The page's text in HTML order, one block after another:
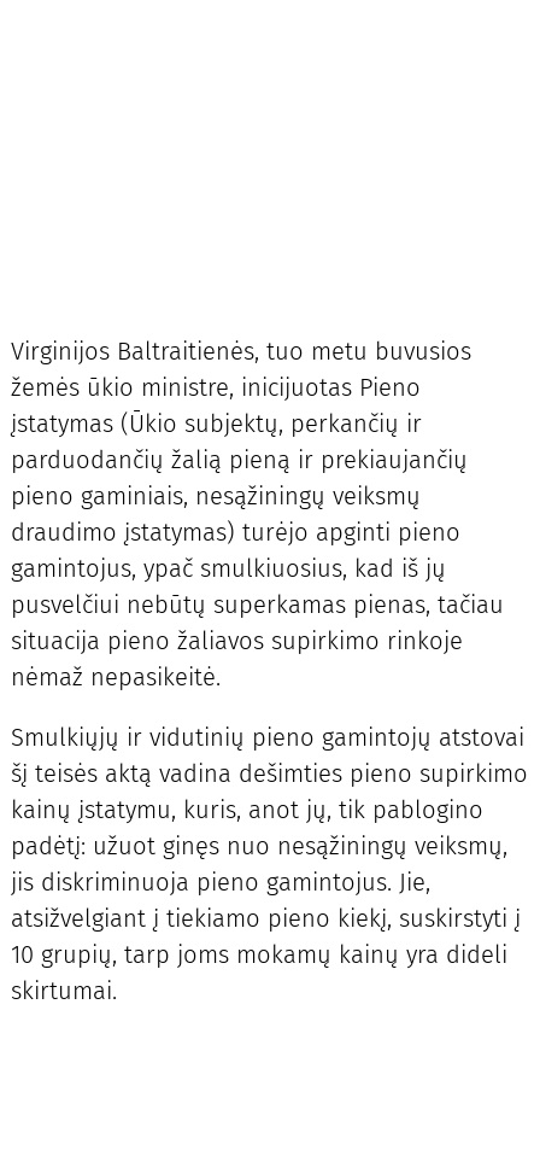
Virginijos Baltraitienės, tuo metu buvusios
žemės ūkio ministre, inicijuotas Pieno
įstatymas (Ūkio subjektų, perkančių ir
parduodančių žalią pieną ir prekiaujančių
pieno gaminiais, nesąžiningų veiksmų
draudimo įstatymas) turėjo apginti pieno
gamintojus, ypač smulkiuosius, kad iš jų
pusvelčiui nebūtų superkamas pienas, tačiau
situacija pieno žaliavos supirkimo rinkoje
nėmaž nepasikeitė.
Smulkiųjų ir vidutinių pieno gamintojų atstovai
šį teisės aktą vadina dešimties pieno supirkimo
kainų įstatymu, kuris, anot jų, tik pablogino
padėtį: užuot ginęs nuo nesąžiningų veiksmų,
jis diskriminuoja pieno gamintojus. Jie,
atsižvelgiant į tiekiamo pieno kiekį, suskirstyti į
10 grupių, tarp joms mokamų kainų yra dideli
skirtumai.